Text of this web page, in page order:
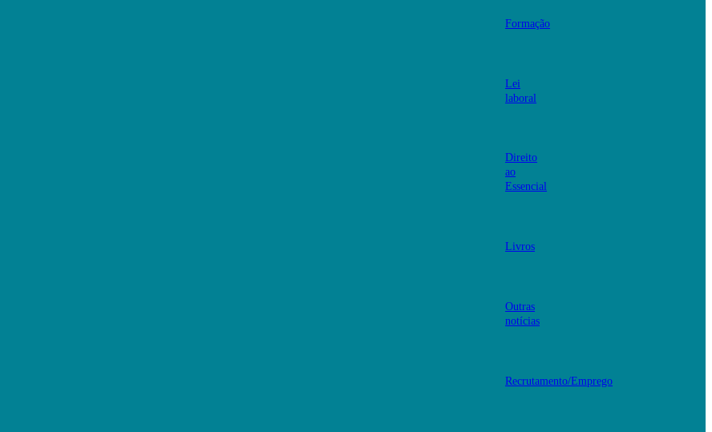
Formação
Lei
laboral
Direito
ao
Essencial
Livros
Outras
notícias
Recrutamento/Emprego